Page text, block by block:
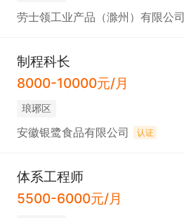
劳士领工业产品（滁州）有限公司
制程科长
8000-10000元/月
琅琊区
安徽银鹭食品有限公司 认证
体系工程师
5500-6000元/月